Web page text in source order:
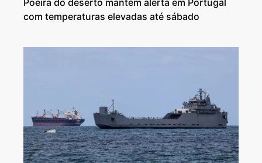
com temperaturas elevadas até sábado